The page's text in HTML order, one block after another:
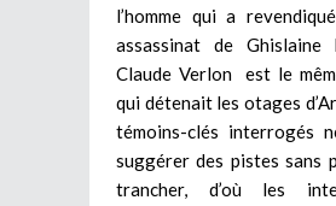
l’homme qui a
assassinat de
Claude Verlon est le
qui détenait les otages
témoins-clés interrogés
suggérer des pistes sans
trancher, d’où les